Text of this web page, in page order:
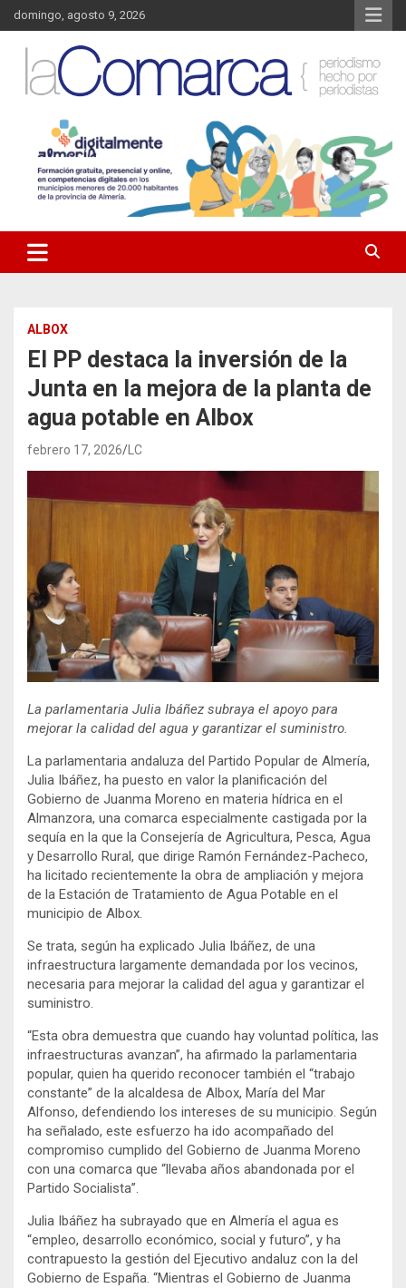
Saltar
al
contenido
domingo, agosto 9, 2026
La Comarca – Noticias del
Almanzora
Almanzora y sus localidades.
ALBOX
El PP destaca la inversión de la
Junta en la mejora de la planta de
agua potable en Albox
febrero 17, 2026 LC
La parlamentaria Julia Ibáñez subraya el apoyo para
mejorar la calidad del agua y garantizar el suministro.
La parlamentaria andaluza del Partido Popular de Almería,
Julia Ibáñez, ha puesto en valor la planificación del
Gobierno de Juanma Moreno en materia hídrica en el
Almanzora, una comarca especialmente castigada por la
sequía en la que la Consejería de Agricultura, Pesca, Agua
y Desarrollo Rural, que dirige Ramón Fernández-Pacheco,
ha licitado recientemente la obra de ampliación y mejora
de la Estación de Tratamiento de Agua Potable en el
municipio de Albox.
Se trata, según ha explicado Julia Ibáñez, de una
infraestructura largamente demandada por los vecinos,
necesaria para mejorar la calidad del agua y garantizar el
suministro.
“Esta obra demuestra que cuando hay voluntad política, las
infraestructuras avanzan”, ha afirmado la parlamentaria
popular, quien ha querido reconocer también el “trabajo
constante” de la alcaldesa de Albox, María del Mar
Alfonso, defendiendo los intereses de su municipio. Según
ha señalado, este esfuerzo ha ido acompañado del
compromiso cumplido del Gobierno de Juanma Moreno
con una comarca que “llevaba años abandonada por el
Partido Socialista”.
Julia Ibáñez ha subrayado que en Almería el agua es
“empleo, desarrollo económico, social y futuro”, y ha
contrapuesto la gestión del Ejecutivo andaluz con la del
Gobierno de España. “Mientras el Gobierno de Juanma